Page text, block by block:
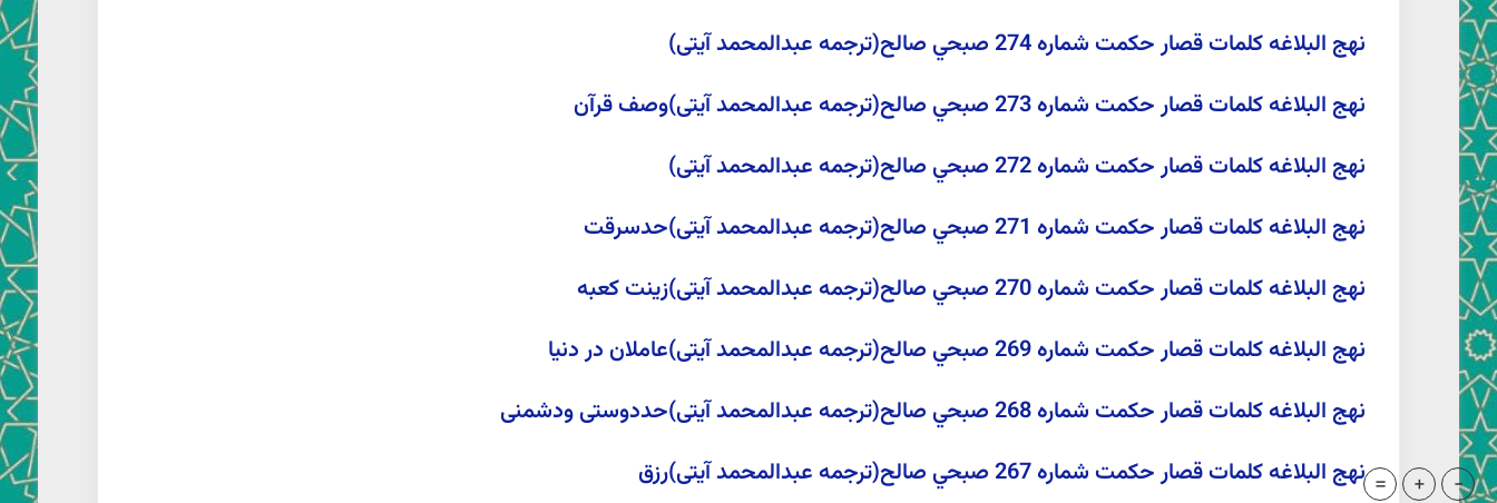
نهج البلاغه کلمات قصار حکمت شماره 274 صبحي صالح(ترجمه عبدالمحمد آیتی)
نهج البلاغه کلمات قصار حکمت شماره 273 صبحي صالح(ترجمه عبدالمحمد آیتی)وصف قرآن
نهج البلاغه کلمات قصار حکمت شماره 272 صبحي صالح(ترجمه عبدالمحمد آیتی)
نهج البلاغه کلمات قصار حکمت شماره 271 صبحي صالح(ترجمه عبدالمحمد آیتی)حدسرقت
نهج البلاغه کلمات قصار حکمت شماره 270 صبحي صالح(ترجمه عبدالمحمد آیتی)زینت کعبه
نهج البلاغه کلمات قصار حکمت شماره 269 صبحي صالح(ترجمه عبدالمحمد آیتی)عاملان در دنیا
نهج البلاغه کلمات قصار حکمت شماره 268 صبحي صالح(ترجمه عبدالمحمد آیتی)حددوستی ودشمنی
نهج البلاغه کلمات قصار حکمت شماره 267 صبحي صالح(ترجمه عبدالمحمد آیتی)رزق
-
+
=